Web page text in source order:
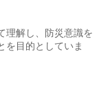
理解し、防災意識を
を目的としていま